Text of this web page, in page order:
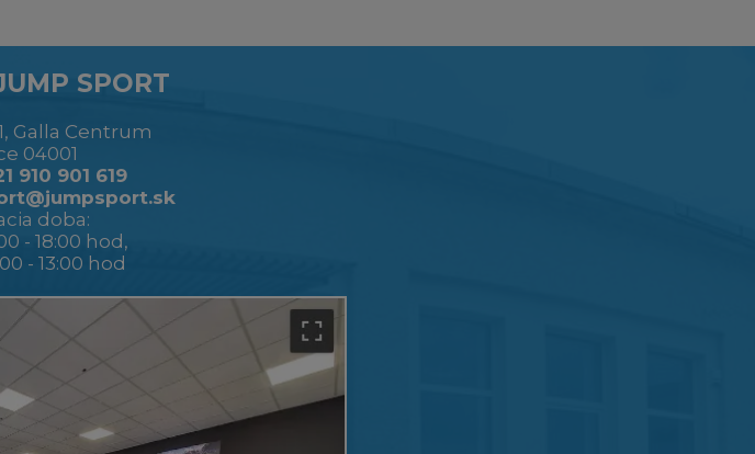
SPORT
Galla Centrum
04001
910 901 619
doba:
- 18:00 hod,
- 13:00 hod